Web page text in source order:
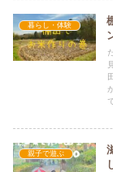
暮らし・体験
親子で遊ぶ